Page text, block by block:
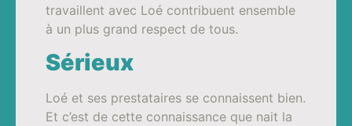
travaillent avec Loé contribuent ensemble
à un plus grand respect de tous.
Sérieux
Loé et ses prestataires se connaissent bien.
Et c’est de cette connaissance que nait la